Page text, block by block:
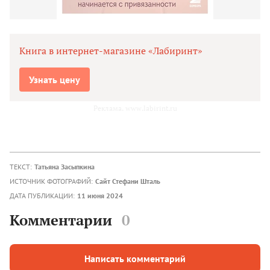
Книга в интернет-магазине «Лабиринт»
Узнать цену
ТЕКСТ: Татьяна Засыпкина
ИСТОЧНИК ФОТОГРАФИЙ: Сайт Стефани Шталь
ДАТА ПУБЛИКАЦИИ: 11 июня 2024
Комментарии 0
Написать комментарий